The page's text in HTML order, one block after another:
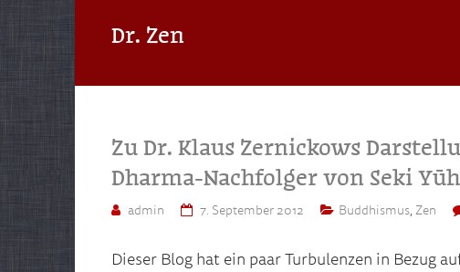
Dr. Zen
Zu Dr. Klaus Zernickows
Dharma-Nachfolger von Seki
admin 7. September 2012 Buddhismus, Zen
Dieser Blog hat ein paar Turbulenzen in Bezug